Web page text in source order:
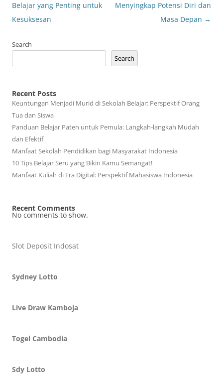
navigation
Belajar yang Penting untuk
Kesuksesan
Menyingkap Potensi Diri dan
Masa Depan →
Search
Search
Recent Posts
Keuntungan Menjadi Murid di Sekolah Belajar: Perspektif Orang
Tua dan Siswa
Panduan Belajar Paten untuk Pemula: Langkah-langkah Mudah
dan Efektif
Manfaat Sekolah Pendidikan bagi Masyarakat Indonesia
10 Tips Belajar Seru yang Bikin Kamu Semangat!
Manfaat Kuliah di Era Digital: Perspektif Mahasiswa Indonesia
Recent Comments
No comments to show.
Slot Deposit Indosat
Sydney Lotto
Live Draw Kamboja
Togel Cambodia
Sdy Lotto